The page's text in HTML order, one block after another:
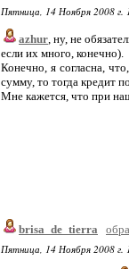
Пятница, 14 Ноября 2008 г.
azhur, ну, не
если их много, конечно).
Конечно, я согласна,
сумму, то тогда кредит
Мне кажется, что при
brisa_de_tierra
Пятница, 14 Ноября 2008 г.